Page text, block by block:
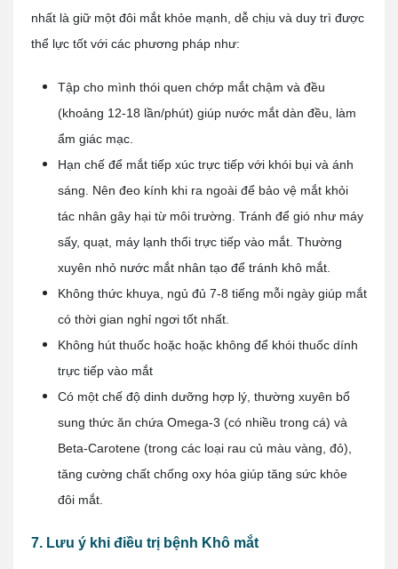
nhất là giữ một đôi mắt khỏe mạnh, dễ chịu và duy trì được
thể lực tốt với các phương pháp như:
Tập cho mình thói quen chớp mắt chậm và đều
(khoảng 12-18 lần/phút) giúp nước mắt dàn đều, làm
ẩm giác mạc.
Hạn chế để mắt tiếp xúc trực tiếp với khói bụi và ánh
sáng. Nên đeo kính khi ra ngoài để bảo vệ mắt khỏi
tác nhân gây hại từ môi trường. Tránh để gió như máy
sấy, quạt, máy lạnh thổi trực tiếp vào mắt. Thường
xuyên nhỏ nước mắt nhân tạo để tránh khô mắt.
Không thức khuya, ngủ đủ 7-8 tiếng mỗi ngày giúp mắt
có thời gian nghỉ ngơi tốt nhất.
Không hút thuốc hoặc hoặc không để khói thuốc dính
trực tiếp vào mắt
Có một chế độ dinh dưỡng hợp lý, thường xuyên bổ
sung thức ăn chứa Omega-3 (có nhiều trong cá) và
Beta-Carotene (trong các loại rau củ màu vàng, đỏ),
tăng cường chất chống oxy hóa giúp tăng sức khỏe
đôi mắt.
7. Lưu ý khi điều trị bệnh Khô mắt